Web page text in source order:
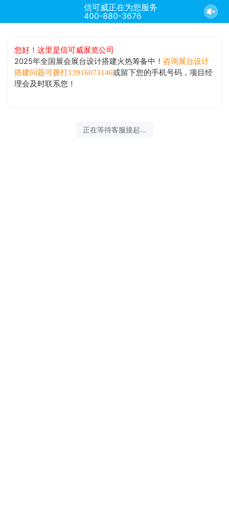
信可威正在为您服务
400-880-3676
您好！这里是信可威展览公司
2025年全国展会展台设计搭建火热筹备中！ 咨询展台设计
搭建问题可拨打13916073146或留下您的手机号码，项目经
理会及时联系您！
正在等待客服接起...